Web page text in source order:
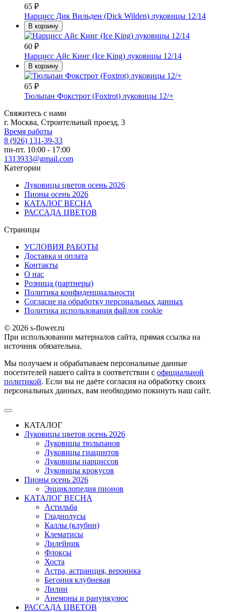
65 ₽
Нарцисс Дик Вильден (Dick Wilden) луковицы 12/14
В корзину
60 ₽
Нарцисс Айс Кинг (Ice King) луковицы 12/14
В корзину
65 ₽
Тюльпан Фокстрот (Foxtrot) луковицы 12/+
Свяжитесь с нами
г. Москва, Строительный проезд, 3
Время работы
8 (926) 131-39-33
пн-пт. 10:00 - 17:00
1313933@gmail.com
Категории
Луковицы цветов осень 2026
Пионы осень 2026
КАТАЛОГ ВЕСНА
РАССАДА ЦВЕТОВ
Страницы
УСЛОВИЯ РАБОТЫ
Доставка и оплата
Контакты
О наc
Розница (партнеры)
Политика конфиденциальности
Согласие на обработку персональных данных
Политика использования файлов сookie
© 2026 s-flower.ru
При использовании материалов сайта, прямая ссылка на
источник обязательна.
Мы получаем и обрабатываем персональные данные
посетителей нашего сайта в соответствии с официальной
политикой. Если вы не даёте согласия на обработку своих
персональных данных, вам необходимо покинуть наш сайт.
КАТАЛОГ
Луковицы цветов осень 2026
Луковицы тюльпанов
Луковицы гиацинтов
Луковицы нарциссов
Луковицы крокусов
Пионы осень 2026
Энциклопедия пионов
КАТАЛОГ ВЕСНА
Астильба
Гладиолусы
Каллы (клубни)
Клематисы
Лилейник
Флоксы
Хоста
Астра, астранция, вероника
Бегония клубневая
Лилии
Анемоны и ранункулюс
РАССАДА ЦВЕТОВ